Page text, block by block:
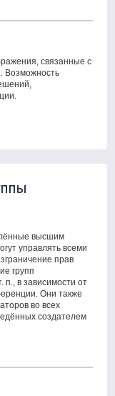
связанные с
Возможность
высшим
управлять всеми
прав
групп
п., в зависимости от
Они также
во всех
создателем